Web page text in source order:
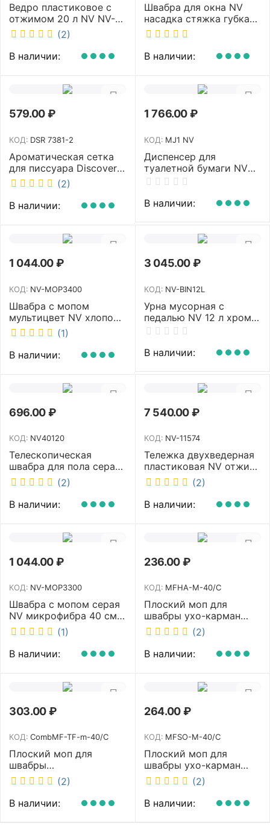
Ведро пластиковое с
отжимом 20 л NV NV-
10250-B
(2)
В наличии:
Швабра для окна NV
насадка стяжка губка
30 см телескопическая
рукоятка 70-110 см NV-
W3011
В наличии:
579.00₽
КОД: DSR 7381-2
Ароматическая сетка
для писсуара Discover
аромат Queen DSR
7381-2
(2)
В наличии:
1 766.00₽
КОД: MJ1 NV
Диспенсер для
туалетной бумаги NV
белый MJ1 NV
В наличии:
1 044.00₽
КОД: NV-MOP3400
Швабра с мопом
мультицвет NV хлопок
40 см NV-MOP3400
(1)
В наличии:
3 045.00₽
КОД: NV-BIN12L
Урна мусорная с
педалью NV 12 л хром
NV-BIN12L
В наличии:
696.00₽
КОД: NV40120
Телескопическая
швабра для пола серая
NV микрофибра 42 см
NV40120
(2)
В наличии:
7 540.00₽
КОД: NV-11574
Тележка двухведерная
пластиковая NV отжим
2х23л NV-11574
(2)
В наличии:
1 044.00₽
КОД: NV-MOP3300
Швабра с мопом серая
NV микрофибра 40 см
NV-MOP3300
(1)
В наличии:
236.00₽
КОД: MFHA-M-40/C
Плоский моп для
швабры ухо-карман
белый 40 см NV MFHA-
M-40/C
(2)
В наличии:
303.00₽
КОД: CombMF-TF-m-40/C
Плоский моп для
швабры
комбинированный ухо-
карман бежевый 40 см
NV CombMF-TF-m-40/C
(2)
В наличии:
264.00₽
КОД: MFSO-M-40/C
Плоский моп для
швабры ухо-карман
белый 40 см NV MFSO-
M-40/C
(2)
В наличии: